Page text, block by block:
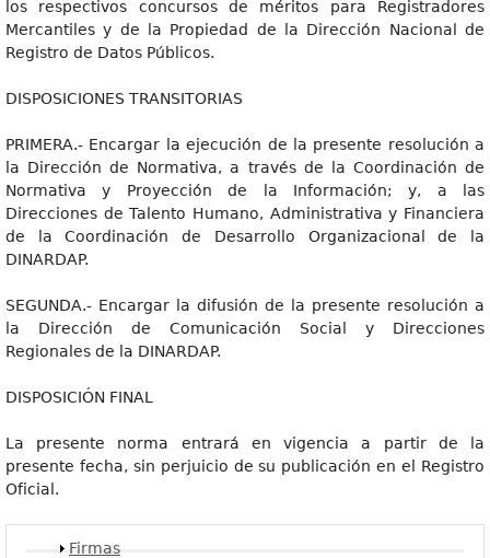
los respectivos concursos de méritos para Registradores
Mercantiles y de la Propiedad de la Dirección Nacional de
Registro de Datos Públicos.
DISPOSICIONES TRANSITORIAS
PRIMERA.- Encargar la ejecución de la presente resolución a
la Dirección de Normativa, a través de la Coordinación de
Normativa y Proyección de la Información; y, a las
Direcciones de Talento Humano, Administrativa y Financiera
de la Coordinación de Desarrollo Organizacional de la
DINARDAP.
SEGUNDA.- Encargar la difusión de la presente resolución a
la Dirección de Comunicación Social y Direcciones
Regionales de la DINARDAP.
DISPOSICIÓN FINAL
La presente norma entrará en vigencia a partir de la
presente fecha, sin perjuicio de su publicación en el Registro
Oficial.
Mostrar
Firmas